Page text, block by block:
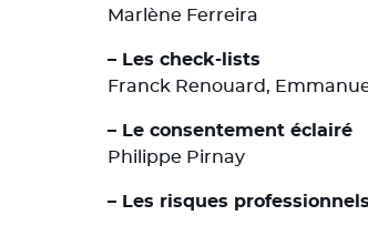
Marlène Ferreira
– Les check-lists
Franck Renouard,
– Le consentement éclairé
Philippe Pirnay
– Les risques